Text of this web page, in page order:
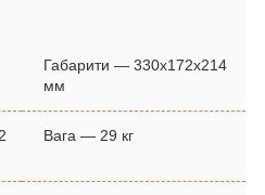
Габарити ― 330x172x214
мм
Вага ― 29 кг